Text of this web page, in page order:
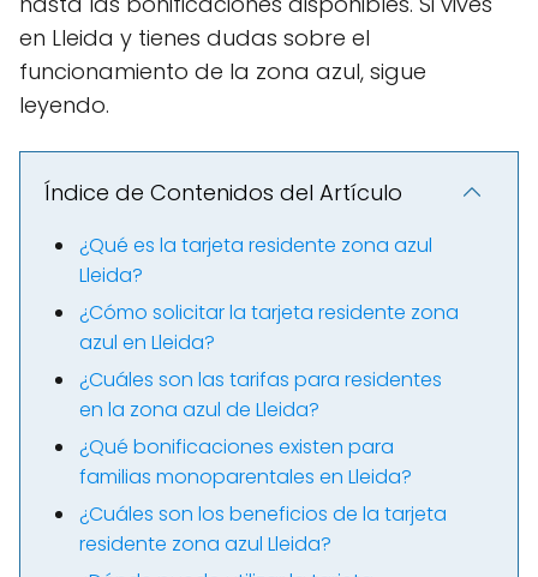
en Lleida y tienes dudas sobre el
funcionamiento de la zona azul, sigue
leyendo.
Índice de Contenidos del Artículo
¿Qué es la tarjeta residente zona azul
Lleida?
¿Cómo solicitar la tarjeta residente zona
azul en Lleida?
¿Cuáles son las tarifas para residentes
en la zona azul de Lleida?
¿Qué bonificaciones existen para
familias monoparentales en Lleida?
¿Cuáles son los beneficios de la tarjeta
residente zona azul Lleida?